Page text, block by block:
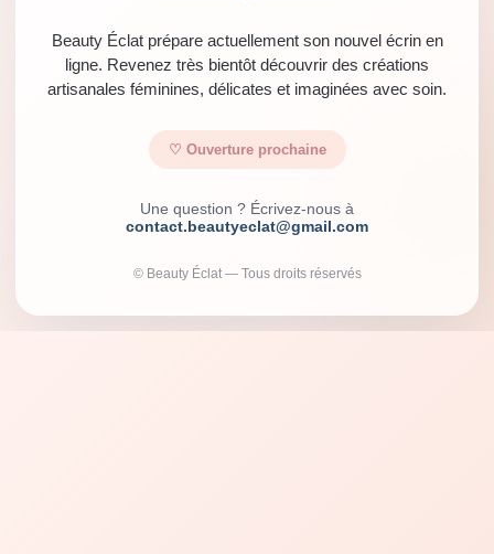
Beauty Éclat prépare actuellement son nouvel écrin en
ligne. Revenez très bientôt découvrir des créations
artisanales féminines, délicates et imaginées avec soin.
♡ Ouverture prochaine
Une question ? Écrivez-nous à
contact.beautyeclat@gmail.com
© Beauty Éclat — Tous droits réservés